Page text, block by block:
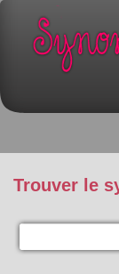
Trouver le